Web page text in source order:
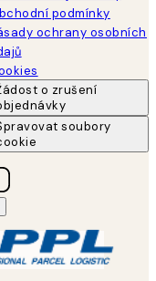
podmínky
ochrany osobních
o zrušení
soubory